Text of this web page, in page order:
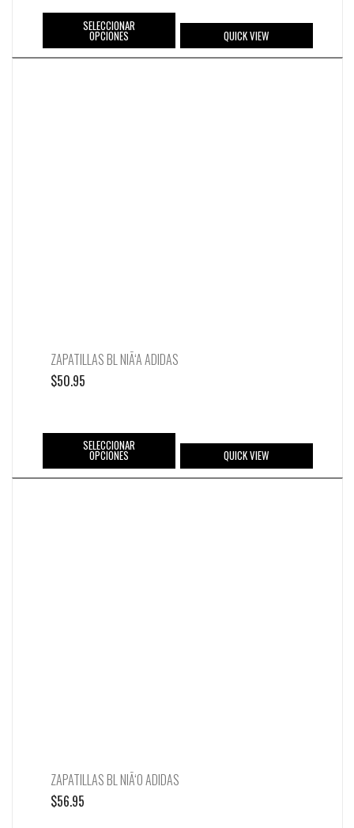
SELECCIONAR
OPCIONES QUICK VIEW
ZAPATILLAS BL NIÃ‘A ADIDAS
$50.95
SELECCIONAR
OPCIONES QUICK VIEW
ZAPATILLAS BL NIÃ‘O ADIDAS
$56.95